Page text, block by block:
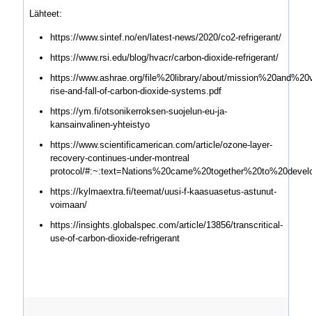
Lähteet:
https://www.sintef.no/en/latest-news/2020/co2-refrigerant/
https://www.rsi.edu/blog/hvacr/carbon-dioxide-refrigerant/
https://www.ashrae.org/file%20library/about/
rise-and-fall-of-carbon-dioxide-systems.pdf
https://ym.fi/otsonikerroksen-suojelun-eu-ja-
kansainvalinen-yhteistyo
https://www.scientificamerican.com/article/ozone-layer-
recovery-continues-under-montreal
protocol/
https://kylmaextra.fi/teemat/uusi-f-kaasuasetus-astunut-
voimaan/
https://insights.globalspec.com/article/13856/transcritical-
use-of-carbon-dioxide-refrigerant